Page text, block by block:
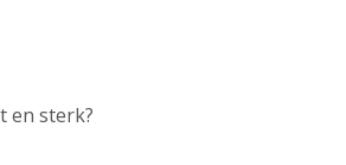
en sterk?